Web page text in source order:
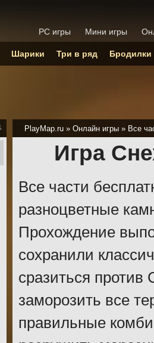
PlayMap.ru » Онлайн игры » Все
Игра
Все части
разноцветные
Прохождение
сохранили
сразиться
заморозить все
правильные
PC игры Мини игры
Шарики Три в ряд Бродилки